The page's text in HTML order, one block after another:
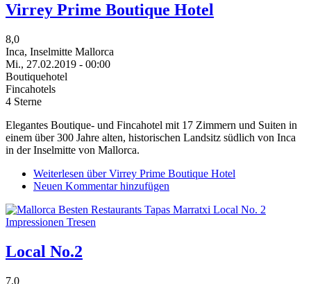
Virrey Prime Boutique Hotel
8,0
Inca, Inselmitte Mallorca
Mi., 27.02.2019 - 00:00
Boutiquehotel
Fincahotels
4 Sterne
Elegantes Boutique- und Fincahotel mit 17 Zimmern und Suiten in
einem über 300 Jahre alten, historischen Landsitz südlich von Inca
in der Inselmitte von Mallorca.
Weiterlesen über Virrey Prime Boutique Hotel
Neuen Kommentar hinzufügen
Local No.2
7,0